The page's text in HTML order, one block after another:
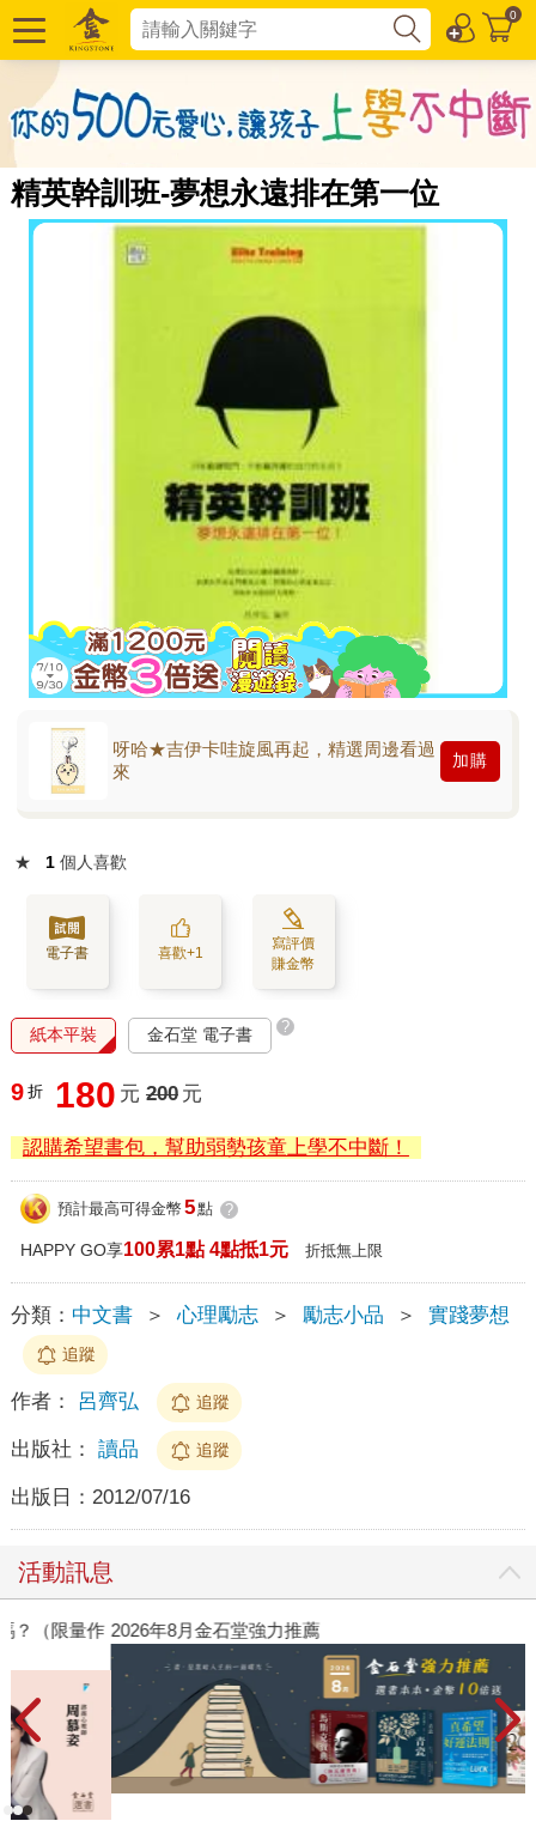
0
精英幹訓班-夢想永遠排在第一位
呀哈★吉伊卡哇旋風再起，精選周邊看過
來
加購
★ 1 個人喜歡
電子書 喜歡+1
寫評價
賺金幣
紙本平裝 金石堂 電子書 ?
9 折 180 元 200 元
認購希望書包，幫助弱勢孩童上學不中斷！
預計最高可得金幣 5點 ?
HAPPY GO享100累1點 4點抵1元 折抵無上限
分類： 中文書 ＞ 心理勵志 ＞ 勵志小品 ＞ 實踐夢想
追蹤
作者： 呂齊弘 追蹤
出版社： 讀品 追蹤
出版日： 2012/07/16
活動訊息
作 2026年8月金石堂強力推薦